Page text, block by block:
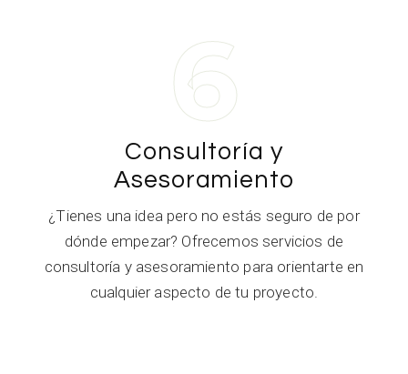
6
Consultoría y
Asesoramiento
¿Tienes una idea pero no estás seguro de por
dónde empezar? Ofrecemos servicios de
consultoría y asesoramiento para orientarte en
cualquier aspecto de tu proyecto.